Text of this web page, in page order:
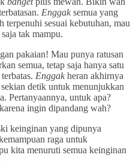
Enggak semua yang
terpenuhi sesuai kebutuhan, mau
tak mampu.
pakaian! Mau punya ratusan
semua, tetap saja hanya satu
Enggak heran akhirnya
detik untuk menunjukkan
Pertanyaannya, untuk apa?
ingin dipandang wah?
keinginan yang dipunya
raga untuk
kita menuruti semua keinginan